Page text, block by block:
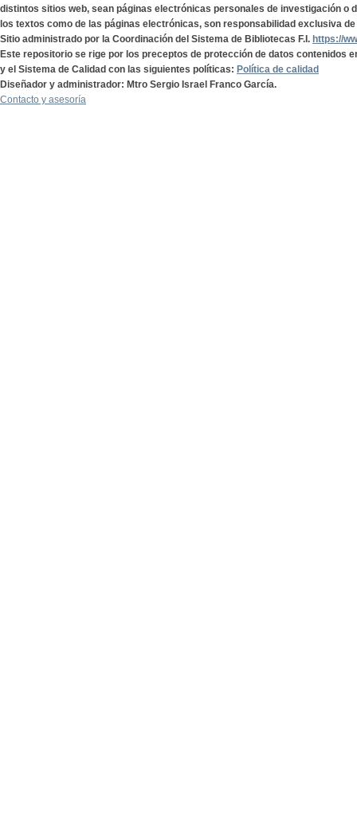
distintos sitios web, sean páginas electrónicas personales de investigación o
los textos como de las páginas electrónicas, son responsabilidad exclusiva
Sitio administrado por la Coordinación del Sistema de Bibliotecas F.I. https://
Este repositorio se rige por los preceptos de protección de datos contenidos
y el Sistema de Calidad con las siguientes políticas: Política de calidad
Diseñador y administrador: Mtro Sergio Israel Franco García.
Contacto y asesoría